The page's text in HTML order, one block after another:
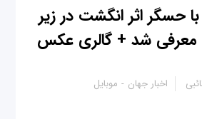
وان پلاس 6T با حسگر اثر انگشت در زیر
شد + گالری عکس
اخبار جهان موبایل